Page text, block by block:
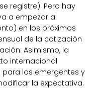
registre). Pero hay
a empezar a
en los próximos
de la cotización
Asimismo, la
internacional
los emergentes y
la expectativa.